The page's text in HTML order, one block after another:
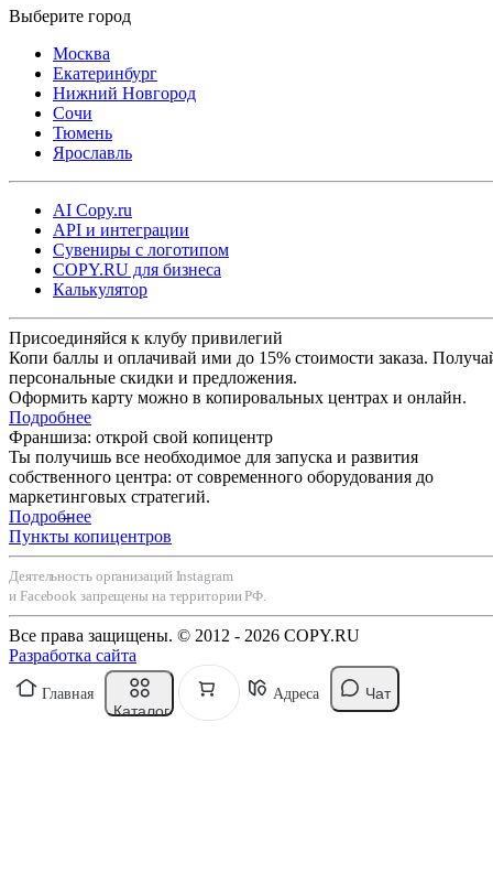
Москва
Екатеринбург
Нижний Новгород
Сочи
Тюмень
Ярославль
AI Copy.ru
API и интеграции
Сувениры с логотипом
COPY.RU для бизнеса
Калькулятор
Присоединяйся к клубу привилегий
Копи баллы и оплачивай ими до 15% стоимости заказа.
персональные скидки и предложения.
Оформить карту можно в копировальных центрах и онлайн.
Подробнее
Франшиза: открой свой копицентр
Ты получишь все необходимое для запуска и развития
собственного центра: от современного оборудования до
маркетинговых стратегий.
Подробнее
Пункты копицентров
Деятельность организаций Instagram
и Facebook запрещены на территории РФ.
Все права защищены. © 2012 - 2026 COPY.RU
Разработка сайта
Главная
Каталог
Адреса Чат